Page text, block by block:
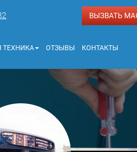
ВЫЗВАТЬ
ТЕХНИКА ОТЗЫВЫ КОНТАКТЫ